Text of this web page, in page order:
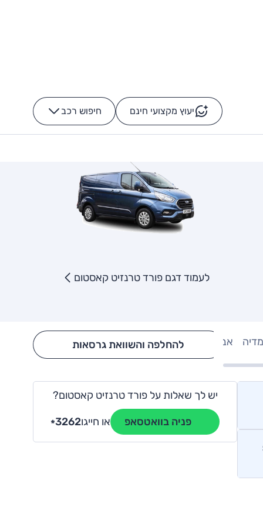
יעוץ מקצועי חינם חיפוש רכב -
לעמוד דגם פורד טרנזיט קאסטום
אבזור Hide config section
להחלפה והשוואת גרסאות
יש לך שאלות על פורד טרנזיט קאסטום?
פניה בוואטסאפ או חייגו *3262